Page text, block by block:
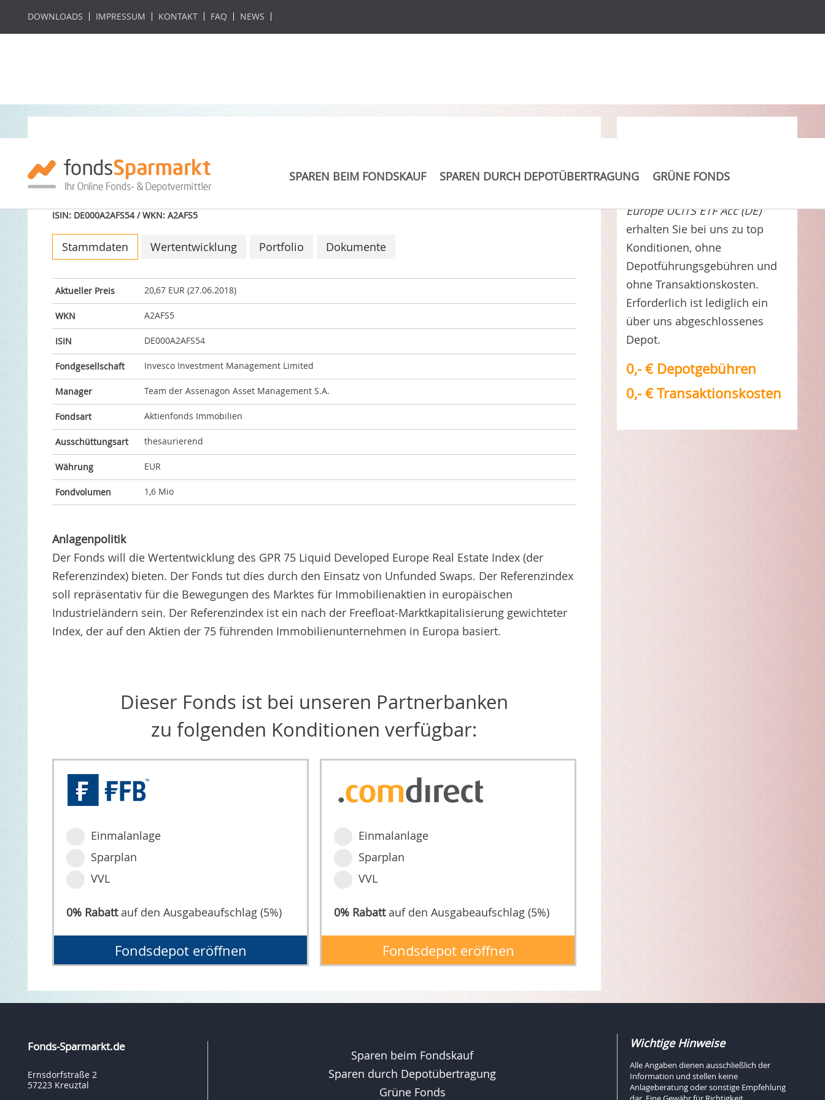
DOWNLOADS IMPRESSUM KONTAKT FAQ NEWS
SPAREN BEIM FONDSKAUF SPAREN DURCH DEPOTÜBERTRAGUNG GRÜNE FONDS
Invesco GPR Real Estate Europe UCITS
ETF Acc (DE)
ISIN: DE000A2AFS54 / WKN: A2AFS5
Stammdaten Wertentwicklung Portfolio Dokumente
Aktueller Preis 20,67 EUR (27.06.2018)
WKN A2AFS5
ISIN DE000A2AFS54
Fondgesellschaft Invesco Investment Management Limited
Manager Team der Assenagon Asset Management S.A.
Fondsart Aktienfonds Immobilien
Ausschüttungsart thesaurierend
Währung EUR
Fondvolumen 1,6 Mio
Anlagenpolitik
Der Fonds will die Wertentwicklung des GPR 75 Liquid Developed Europe Real Estate Index (der
Referenzindex) bieten. Der Fonds tut dies durch den Einsatz von Unfunded Swaps. Der Referenzindex
soll repräsentativ für die Bewegungen des Marktes für Immobilienaktien in europäischen
Industrieländern sein. Der Referenzindex ist ein nach der Freefloat-Marktkapitalisierung gewichteter
Index, der auf den Aktien der 75 führenden Immobilienunternehmen in Europa basiert.
Dieser Fonds ist bei unseren Partnerbanken
zu folgenden Konditionen verfügbar:
Einmalanlage
Sparplan
VVL
0% Rabattauf den Ausgabeaufschlag (5%)
Fondsdepot eröffnen
Einmalanlage
Sparplan
VVL
0% Rabattauf den Ausgabeaufschlag (5%)
Fondsdepot eröffnen
Europe UCITS ETF Acc (DE)
erhalten Sie bei uns zu top
Konditionen, ohne
Depotführungsgebühren und
ohne Transaktionskosten.
Erforderlich ist lediglich ein
über uns abgeschlossenes
Depot.
0,- € Depotgebühren
0,- € Transaktionskosten
Fonds-Sparmarkt.de
Ernsdorfstraße 2
57223 Kreuztal
Sparen beim Fondskauf
Sparen durch Depotübertragung
Grüne Fonds
Wichtige Hinweise
Alle Angaben dienen ausschließlich der
Information und stellen keine
Anlageberatung oder sonstige Empfehlung